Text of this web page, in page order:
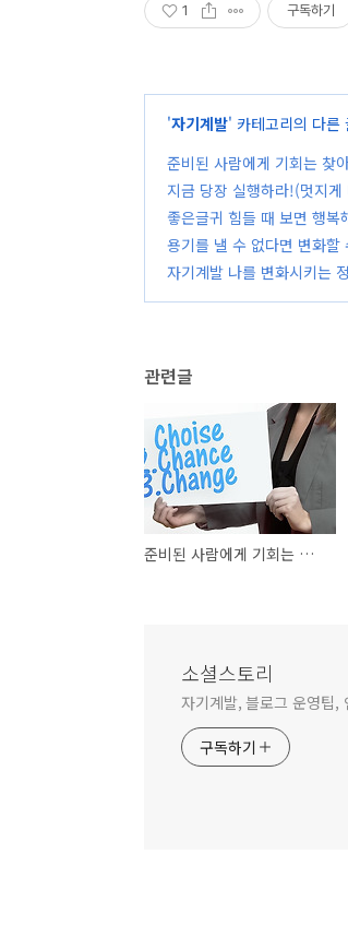
1 구독하기
'자기계발' 카테고리의 다른
준비된 사람에게 기회는 찾
지금 당장 실행하라!(멋지게
좋은글귀 힘들 때 보면 행
용기를 낼 수 없다면 변화할
자기계발 나를 변화시키는
관련글
준비된 사람에게 기회는 찾아온다(feat.데일카네기)
소셜스토리
자기계발, 블로그 운영팁,
구독하기